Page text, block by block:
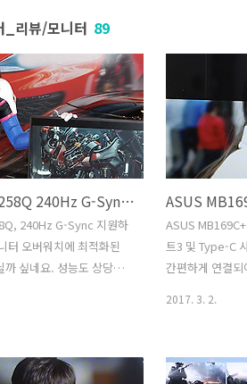
_리뷰/모니터 89
ASUS PG258Q 240Hz G-Sync 지원하는 게이밍 모니터
240Hz G-Sync 지원하
터 오버워치에 최적화된
까 싶네요. 성능도 상당히
치마크를 해보고 난 뒤 올
ASUS PG258Q 240Hz
ASUS
트3 및 Type-C
간편하게 연결
모니터는 이미
느리다는 점이죠
2017. 3. 2.